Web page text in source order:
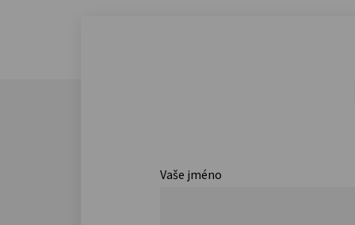
Vaše jméno